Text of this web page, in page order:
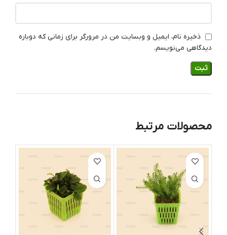
ذخیره نام، ایمیل و وبسایت من در مرورگر برای زمانی که دوباره
دیدگاهی می‌نویسم.
محصولات مرتبط